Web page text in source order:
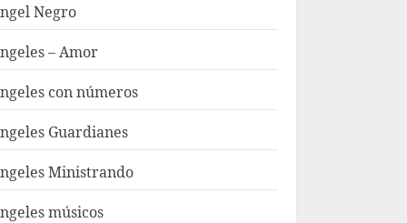
Negro
– Amor
con números
Guardianes
Ministrando
músicos